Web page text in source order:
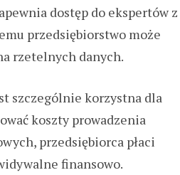
dostęp do ekspertów z
przedsiębiorstwo może
rzetelnych danych.
szczególnie korzystna dla
koszty prowadzenia
przedsiębiorca płaci
finansowo.